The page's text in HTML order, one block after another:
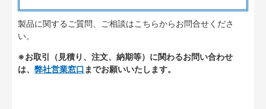
製品に関するご質問、ご相談はこちらからお問合せくださ
い。
※お取引（見積り、注文、納期等）に関わるお問い合わせ
は、 弊社営業窓口 までお願いいたします。